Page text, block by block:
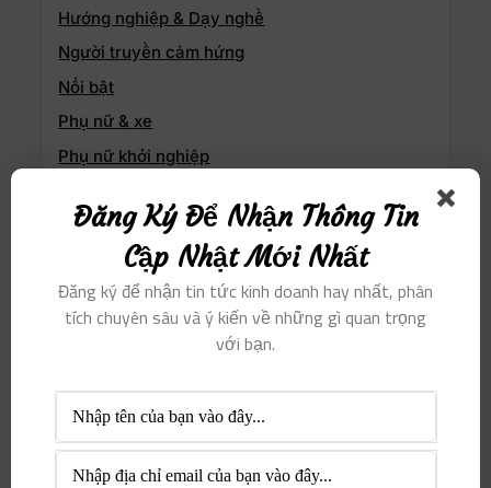
Hướng nghiệp & Dạy nghề
Người truyền cảm hứng
Nổi bật
Phụ nữ & xe
Phụ nữ khởi nghiệp
Sức khỏe & Làm đẹp
Thịnh hành
Thông tin doanh nghiệp
Tri thức & Nghệ thuật
Đăng Ký Để Nhận Thông Tin
Cập Nhật Mới Nhất
Đăng ký để nhận tin tức kinh doanh hay nhất, phân
tích chuyên sâu và ý kiến ​​về những gì quan trọng
với bạn.